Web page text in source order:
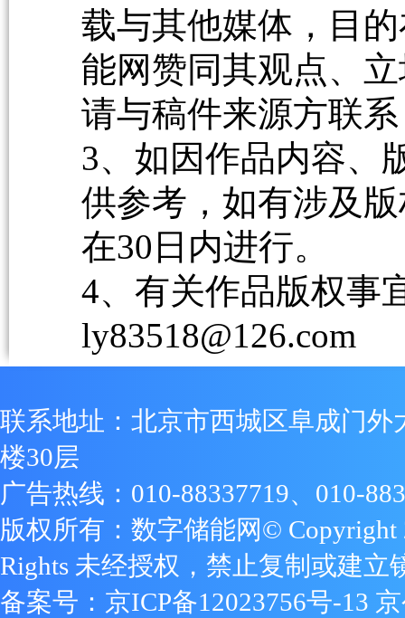
载与其他媒体，目
能网赞同其观点、
请与稿件来源方联
3、如因作品内容、
供参考，如有涉及
在30日内进行。
4、有关作品版权事
ly83518@126.com
联系地址：北京市西城区阜成门外
楼30层
广告热线：010-88337719、010-
版权所有：数字储能网© Copyright
Rights 未经授权，禁止复制或建立
备案号： 京ICP备12023756号-13